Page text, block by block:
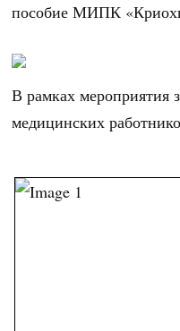
пособие МИПК
В рамках мероприятия
медицинских